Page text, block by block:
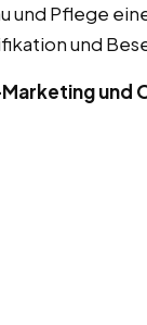
und Pflege
und
und